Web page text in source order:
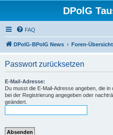
DPolG
FAQ
DPolG-BPolG News Foren-Übersicht
Passwort zurücksetzen
E-Mail-Adresse:
Du musst die E-Mail-Adresse angeben, die
bei der Registrierung angegeben oder
geändert.